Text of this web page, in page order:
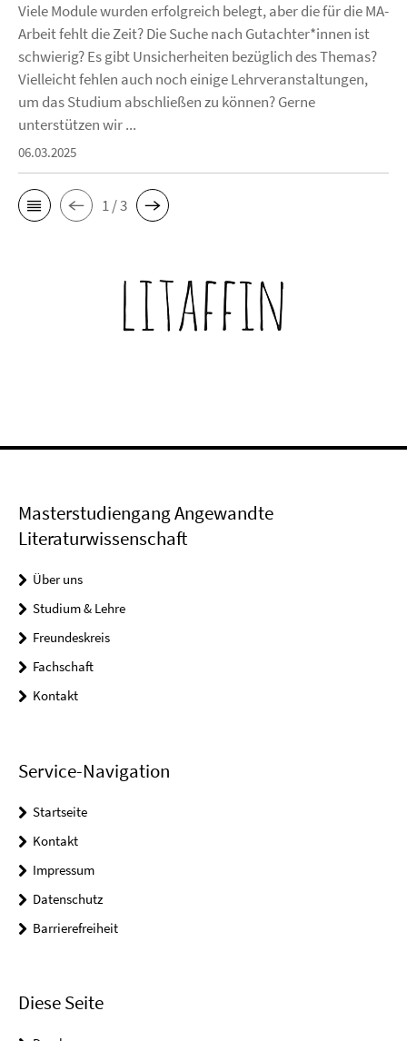
Viele Module wurden erfolgreich belegt, aber die für die MA-
Arbeit fehlt die Zeit? Die Suche nach Gutachter*innen ist
schwierig? Es gibt Unsicherheiten bezüglich des Themas?
Vielleicht fehlen auch noch einige Lehrveranstaltungen,
um das Studium abschließen zu können? Gerne
unterstützen wir ...
06.03.2025
1 / 3
Masterstudiengang Angewandte
Literaturwissenschaft
Über uns
Studium & Lehre
Freundeskreis
Fachschaft
Kontakt
Service-Navigation
Startseite
Kontakt
Impressum
Datenschutz
Barrierefreiheit
Diese Seite